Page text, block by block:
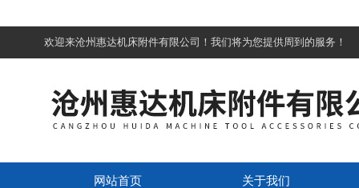
欢迎来沧州惠达机床附件有限公司！我们将为您提供周到的服务！
网站首页 关于我们